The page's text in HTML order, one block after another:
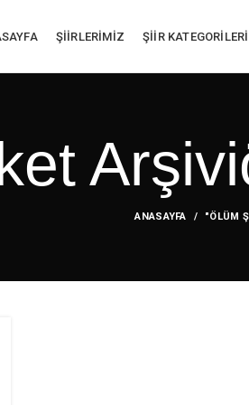
ŞİİRLERİMİZ ŞİİR KATEGORİLERİ
ANASAYFA "ÖLÜM